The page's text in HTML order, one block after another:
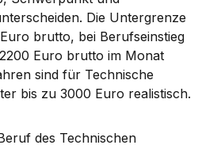
Die Untergrenze
brutto, bei Berufseinstieg
Euro brutto im Monat
sind für Technische
bis zu 3000 Euro realistisch.
des Technischen